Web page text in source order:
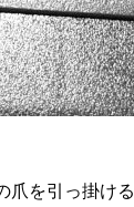
爪を引っ掛ける